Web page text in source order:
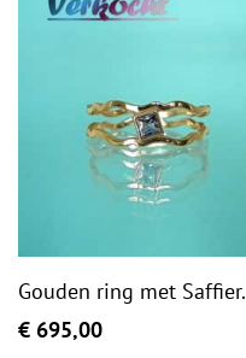
Gouden ring met Saffier.
€ 695,00